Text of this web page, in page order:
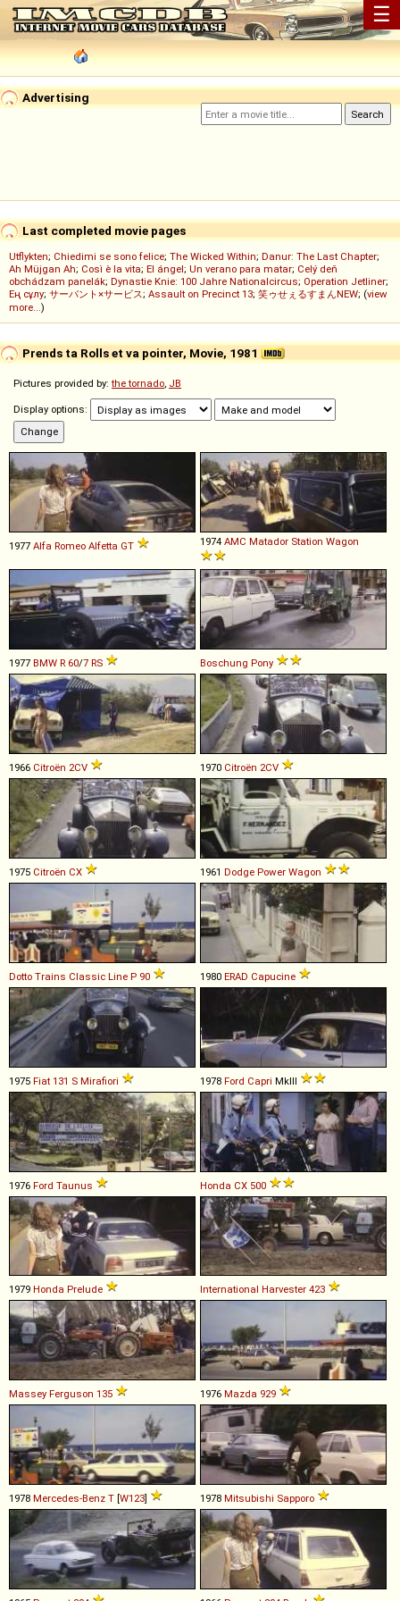
☰
Advertising
Last completed movie pages
Utflykten; Chiedimi se sono felice; The Wicked Within; Danur: The Last Chapter;
Ah Müjgan Ah; Così è la vita; El ángel; Un verano para matar; Celý deň
obchádzam panelák; Dynastie Knie: 100 Jahre Nationalcircus; Operation Jetliner;
Ең сұлу; サーバント×サービス; Assault on Precinct 13; 笑ゥせぇるすまんNEW; (view
more...)
Prends ta Rolls et va pointer, Movie, 1981
Pictures provided by:the tornado, JB
Display options:
1977 Alfa Romeo Alfetta GT 1974 AMC Matador Station Wagon
1977 BMW R 60/7 RS Boschung Pony
1966 Citroën 2CV 1970 Citroën 2CV
1975 Citroën CX 1961 Dodge Power Wagon
Dotto Trains Classic Line P 90 1980 ERAD Capucine
1975 Fiat 131 S Mirafiori 1978 Ford Capri MkIII
1976 Ford Taunus Honda CX 500
1979 Honda Prelude International Harvester 423
Massey Ferguson 135 1976 Mazda 929
1978 Mercedes-Benz T [W123] 1978 Mitsubishi Sapporo